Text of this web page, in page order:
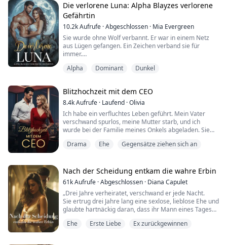
Eine Nacht im Bett von Alpha Damien, einem Mann,
dessen Stimme Befehl ausstrahlt, dessen Augen mich
bis auf die Seele entblößen und dessen Berührung
mich an Stellen schmerzen lässt, von denen ich nicht
wusste, dass sie brennen können.
Ich habe ihm meine Jungfräulich...
Die verlorene Luna: Alpha Blayzes verlorene
Gefährtin
10.2kAufrufe ·Abgeschlossen · Mia Evergreen
Sie wurde ohne Wolf verbannt. Er war in einem Netz
aus Lügen gefangen. Ein Zeichen verband sie für
immer.
Elara war schon immer die Außenseiterin, wolflos,
königlichen Ball ändert alles. Ein Tanz mit dem Lykaner-
Erben Blayze Kingston endet mit einem verbotenen
Zeichen, das niemals hätte möglich s...
Alpha Dominant Dunkel
Blitzhochzeit mit dem CEO
8.4kAufrufe · Laufend ·Olivia
Ich habe ein verfluchtes Leben geführt. Mein Vater
verschwand spurlos, meine Mutter starb, und ich
wurde bei der Familie meines Onkels abgeladen. Sie
Misshandlungen, und schlimmer noch, mein Onkel und
Ich entkam diesem Albtraum und brannte mit diesem
umwe...
Drama Ehe Gegensätze ziehen sich an
Nach der Scheidung entkam die wahre Erbin
61kAufrufe ·Abgeschlossen · Diana Capulet
„Drei Jahre verheiratet, verschwand er jede Nacht.
Sie ertrug drei Jahre lang eine sexlose, lieblose Ehe und
glaubte hartnäckig daran, dass ihr Mann eines Tages
erwartet hatte, waren seine Scheidungspapiere.
Ehe Erste Liebe Ex zurückgewinnen